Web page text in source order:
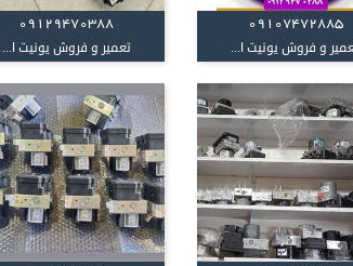
09107472885
و فروش یونیت ا...
09129470388
تعمیر و فروش یونیت ا...